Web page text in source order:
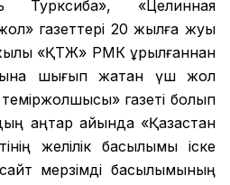
«Целинная
газеттері 20 жылға жуық
«ҚТЖ» РМК құрылғаннан
шығып жатқан үш жол
газеті болып
қаңтар айында «Қазақстан
желілік басылымы іске
мерзімді басылымының